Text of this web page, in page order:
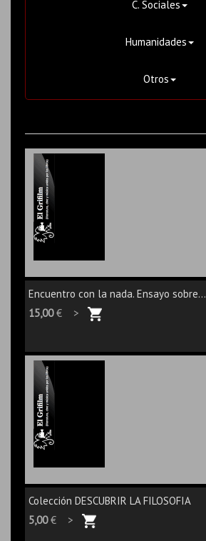
C. Sociales
Humanidades
Otros
Encuentro con la nada. Ensayo sobre...
15,00€ >
Colección DESCUBRIR LA FILOSOFIA
5,00€ >